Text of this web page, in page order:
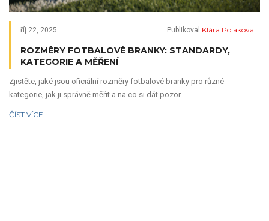
říj 22, 2025 Publikoval Klára Poláková
ROZMĚRY FOTBALOVÉ BRANKY: STANDARDY,
KATEGORIE A MĚŘENÍ
Zjistěte, jaké jsou oficiální rozměry fotbalové branky pro různé
kategorie, jak ji správně měřit a na co si dát pozor.
ČÍST VÍCE